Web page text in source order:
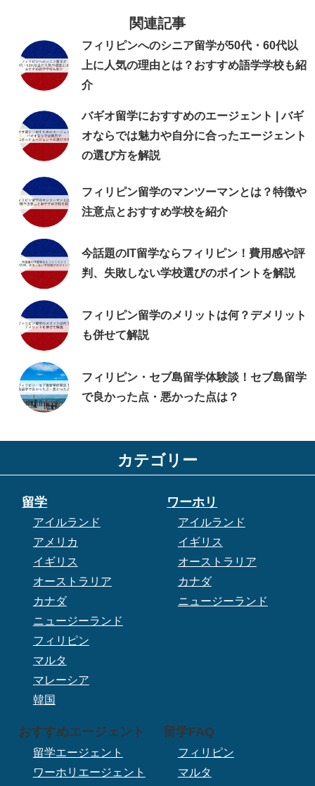
関連記事
フィリピンへのシニア留学が50代・60代以
上に人気の理由とは？おすすめ語学学校も紹
介
バギオ留学におすすめのエージェント | バギ
オならでは魅力や自分に合ったエージェント
の選び方を解説
フィリピン留学のマンツーマンとは？特徴や
注意点とおすすめ学校を紹介
今話題のIT留学ならフィリピン！費用感や評
判、失敗しない学校選びのポイントを解説
フィリピン留学のメリットは何？デメリット
も併せて解説
フィリピン・セブ島留学体験談！セブ島留学
で良かった点・悪かった点は？
カテゴリー
留学
アイルランド
アメリカ
イギリス
オーストラリア
カナダ
ニュージーランド
フィリピン
マルタ
マレーシア
韓国
ワーホリ
アイルランド
イギリス
オーストラリア
カナダ
ニュージーランド
おすすめエージェント
留学エージェント
ワーホリエージェント
留学FAQ
フィリピン
マルタ